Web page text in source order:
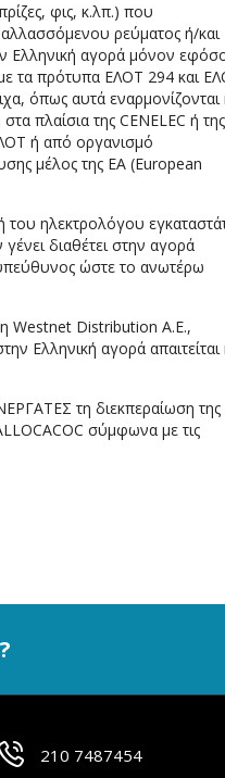
φις, κ.λπ.) που
ρεύματος ή/και
Ελληνική αγορά μόνον
τα πρότυπα ΕΛΟΤ 294 και
όπως αυτά εναρμονίζονται
πλαίσια της CENELEC ή της
ή από οργανισμό
μέλος της ΕΑ (European
ηλεκτρολόγου
διαθέτει στην αγορά
υπεύθυνος ώστε το ανωτέρω
η Westnet Distribution Α.Ε.,
Ελληνική αγορά απαιτείται
τη διεκπεραίωση της
σύμφωνα με τις
210 7487454